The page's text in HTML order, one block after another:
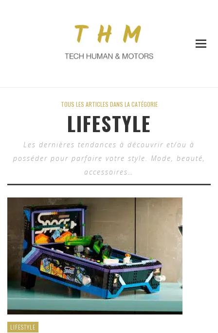
TOUS LES ARTICLES DANS LA CATÉGORIE
LIFESTYLE
Les dernières tendances à découvrir et/ou à
posséder pour parfaire votre style. Mode, beauté,
accessoires…
LIFESTYLE